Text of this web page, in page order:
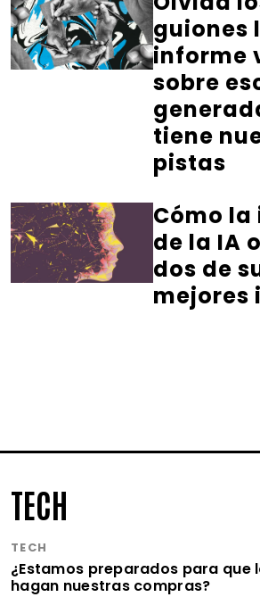
guiones
informe
sobre
tiene
pistas
Cómo
de la IA
dos de
mejores
TECH
TECH
¿Estamos preparados para que
hagan nuestras compras?